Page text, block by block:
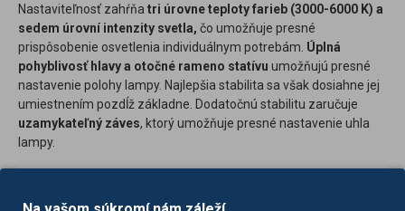
Nastaviteľnosť zahŕňa tri úrovne teploty farieb (3000-6000 K) a
sedem úrovní intenzity svetla, čo umožňuje presné
prispôsobenie osvetlenia individuálnym potrebám. Úplná
pohyblivosť hlavy a otočné rameno statívu umožňujú presné
nastavenie polohy lampy. Najlepšia stabilita sa však dosiahne jej
umiestnením pozdĺž základne. Dodatočnú stabilitu zaručuje
uzamykateľný záves, ktorý umožňuje presné nastavenie uhla
lampy.